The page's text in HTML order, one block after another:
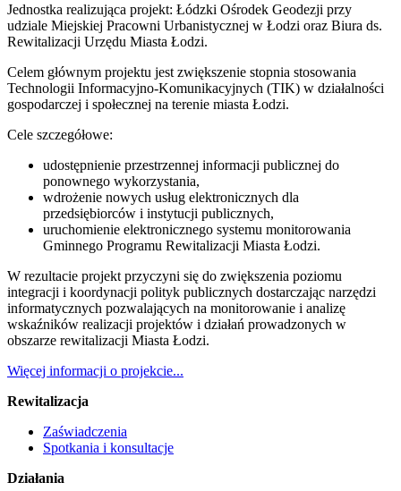
Jednostka realizująca projekt: Łódzki Ośrodek Geodezji przy
udziale Miejskiej Pracowni Urbanistycznej w Łodzi oraz Biura ds.
Rewitalizacji Urzędu Miasta Łodzi.
Celem głównym projektu jest zwiększenie stopnia stosowania
Technologii Informacyjno-Komunikacyjnych (TIK) w działalności
gospodarczej i społecznej na terenie miasta Łodzi.
Cele szczegółowe:
udostępnienie przestrzennej informacji publicznej do
ponownego wykorzystania,
wdrożenie nowych usług elektronicznych dla
przedsiębiorców i instytucji publicznych,
uruchomienie elektronicznego systemu monitorowania
Gminnego Programu Rewitalizacji Miasta Łodzi.
W rezultacie projekt przyczyni się do zwiększenia poziomu
integracji i koordynacji polityk publicznych dostarczając narzędzi
informatycznych pozwalających na monitorowanie i analizę
wskaźników realizacji projektów i działań prowadzonych w
obszarze rewitalizacji Miasta Łodzi.
Więcej informacji o projekcie...
Rewitalizacja
Zaświadczenia
Spotkania i konsultacje
Działania